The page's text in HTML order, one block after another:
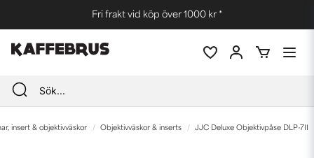
Fri frakt vid köp över 1000 kr *
insert & objektivväskor Objektivväskor & inserts JJC Deluxe Objektivpåse DLP-7II